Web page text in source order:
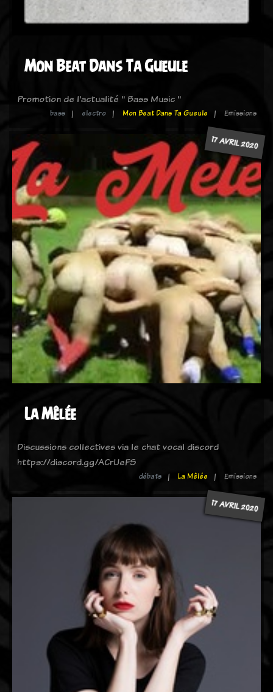
Mon Beat Dans Ta Gueule
Promotion de l'actualité " Bass Music "
bass electro Mon Beat Dans Ta Gueule Emissions
17 AVRIL 2020
La Mêlée
Discussions collectives via le chat vocal discord
https://discord.gg/ACrUeFS
débats La Mêlée Emissions
17 AVRIL 2020